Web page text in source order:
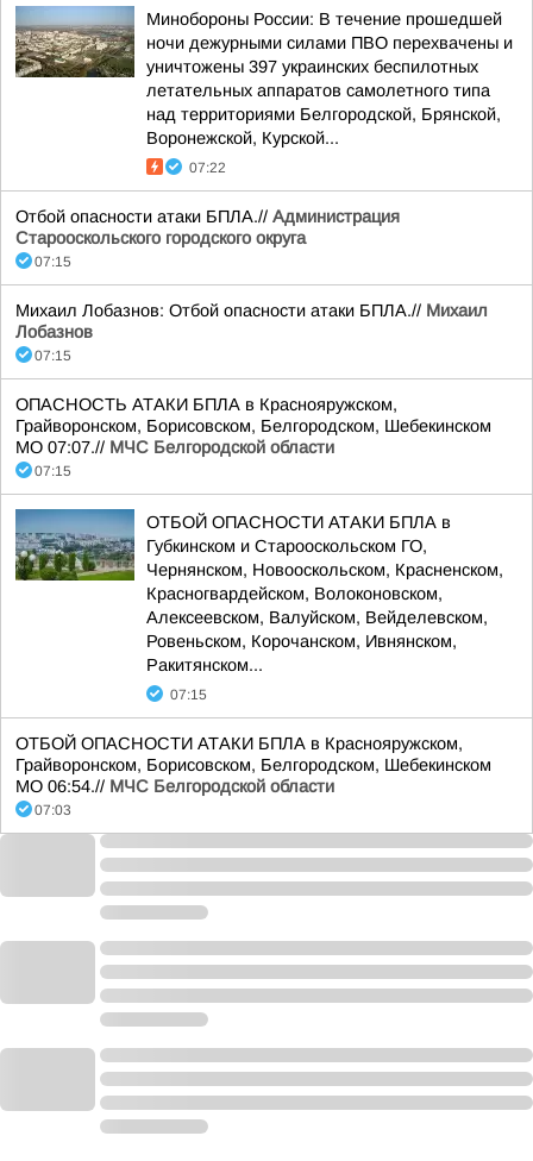
Минобороны России: В течение прошедшей
ночи дежурными силами ПВО перехвачены и
уничтожены 397 украинских беспилотных
летательных аппаратов самолетного типа
над территориями Белгородской, Брянской,
Воронежской, Курской...
07:22
Отбой опасности атаки БПЛА.// Администрация
Старооскольского городского округа
07:15
Михаил Лобазнов: Отбой опасности атаки БПЛА.// Михаил
Лобазнов
07:15
ОПАСНОСТЬ АТАКИ БПЛА в Краснояружском,
Грайворонском, Борисовском, Белгородском, Шебекинском
МО 07:07.// МЧС Белгородской области
07:15
ОТБОЙ ОПАСНОСТИ АТАКИ БПЛА в
Губкинском и Старооскольском ГО,
Чернянском, Новооскольском, Красненском,
Красногвардейском, Волоконовском,
Алексеевском, Валуйском, Вейделевском,
Ровеньском, Корочанском, Ивнянском,
Ракитянском...
07:15
ОТБОЙ ОПАСНОСТИ АТАКИ БПЛА в Краснояружском,
Грайворонском, Борисовском, Белгородском, Шебекинском
МО 06:54.// МЧС Белгородской области
07:03